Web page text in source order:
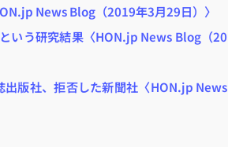
News Blog（2019年3月29日）〉
いう研究結果〈HON.jp News Blog（20
版社、拒否した新聞社〈HON.jp News